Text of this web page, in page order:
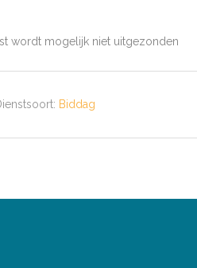
wordt mogelijk niet uitgezonden
Biddag